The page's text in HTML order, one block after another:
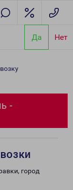
Да Нет
-
город